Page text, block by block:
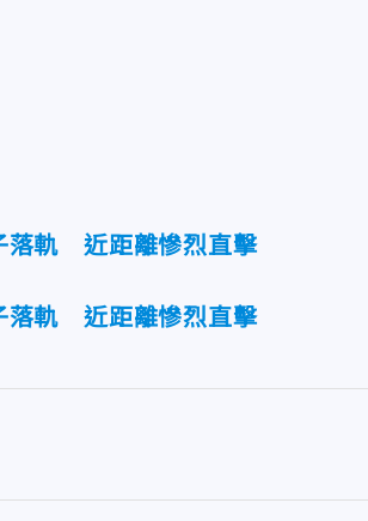
落軌 近距離慘烈直擊
落軌 近距離慘烈直擊